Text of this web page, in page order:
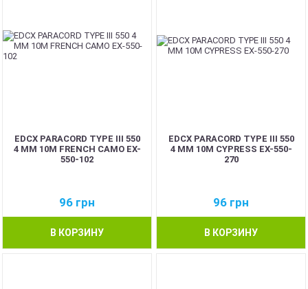
EDCX PARACORD TYPE III 550
4 ММ 10М FRENCH CAMO EX-
550-102
96 грн
В КОРЗИНУ
EDCX PARACORD TYPE III 550
4 ММ 10М CYPRESS EX-550-
270
96 грн
В КОРЗИНУ